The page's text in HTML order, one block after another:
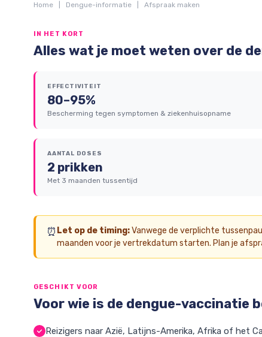
Home Dengue-informatie Afspraak maken
IN HET KORT
Alles wat je moet weten over de
EFFECTIVITEIT
80–95%
Bescherming tegen symptomen & ziekenhuisopname
AANTAL DOSES
2 prikken
Met 3 maanden tussentijd
⏰ Let op de timing:Vanwege de verplichte
maanden voor je vertrekdatum starten. Plan je
GESCHIKT VOOR
Voor wie is de dengue-vaccinatie
Reizigers naar Azië, Latijns-Amerika, Afrika of het